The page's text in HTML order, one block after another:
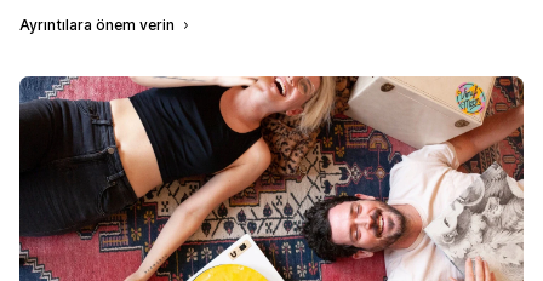
Ayrıntılara önem verin